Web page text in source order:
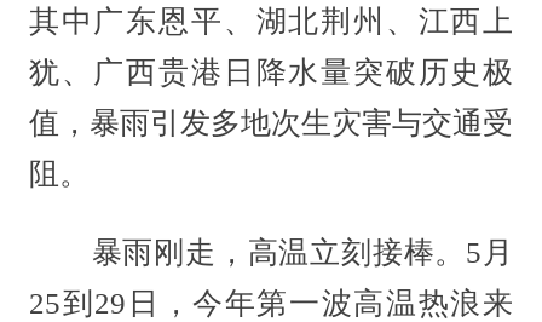
其中广东恩平、湖北荆州、江西上
犹、广西贵港日降水量突破历史极
值，暴雨引发多地次生灾害与交通受
阻。
暴雨刚走，高温立刻接棒。5月
25到29日，今年第一波高温热浪来